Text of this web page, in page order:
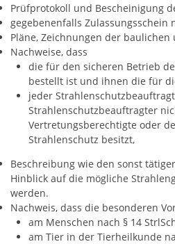
Prüfprotokoll und Bescheinigung
gegebenenfalls Zulassungsschein
Pläne, Zeichnungen der
Nachweise, dass
die für den sicheren Betrieb
bestellt ist und ihnen die für
jeder
Strahlenschutzbeauftragter
Vertretungsberechtigte oder
Strahlenschutz besitzt,
Beschreibung wie den sonst
Hinblick auf die mögliche
werden.
Nachweis, dass die besonderen
am Menschen nach § 14
am Tier in der Tierheilkunde